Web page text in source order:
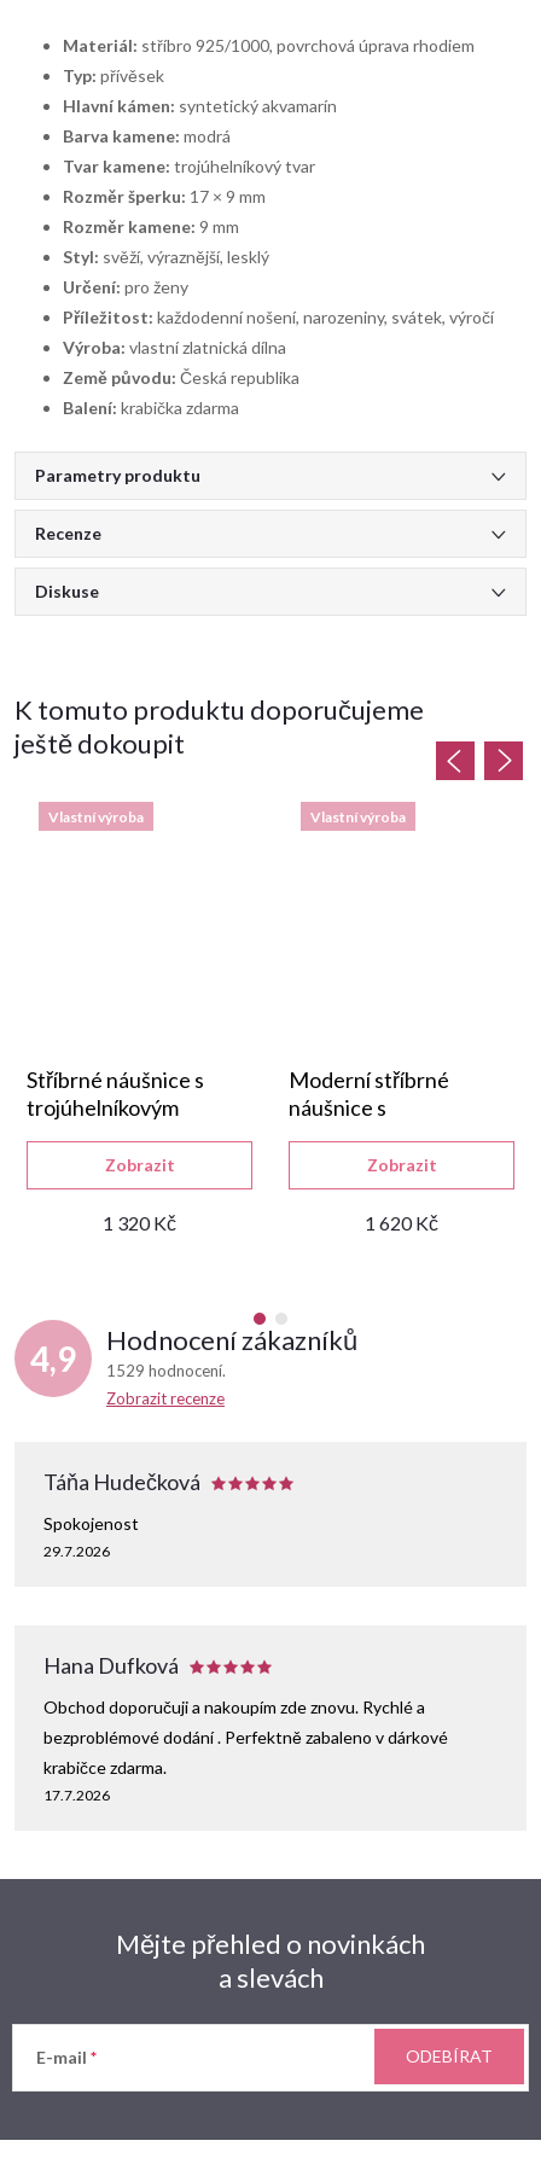
Materiál: stříbro 925/1000, povrchová úprava rhodiem
Typ: přívěsek
Hlavní kámen: syntetický akvamarín
Barva kamene: modrá
Tvar kamene: trojúhelníkový tvar
Rozměr šperku: 17 × 9 mm
Rozměr kamene: 9 mm
Styl: svěží, výraznější, lesklý
Určení: pro ženy
Příležitost: každodenní nošení, narozeniny, svátek, výročí
Výroba: vlastní zlatnická dílna
Země původu: Česká republika
Balení: krabička zdarma
Parametry produktu
Recenze
Diskuse
K tomuto produktu doporučujeme
ještě dokoupit
Vlastní výroba
Stříbrné náušnice s
trojúhelníkovým
akvamarínem
1 320 Kč
Zobrazit
Vlastní výroba
Moderní stříbrné
náušnice s
trojúhelníkovým
akvamarínem
1 620 Kč
Zobrazit
4,9 Hodnocení zákazníků
1529 hodnocení
Zobrazit recenze
Táňa Hudečková
29.7.2026
Spokojenost
Hana Dufková
17.7.2026
Obchod doporučuji a nakoupím zde znovu. Rychlé a
bezproblémové dodání . Perfektně zabaleno v dárkové
krabičce zdarma.
Mějte přehled o novinkách
a slevách
E-mail ODEBÍRAT